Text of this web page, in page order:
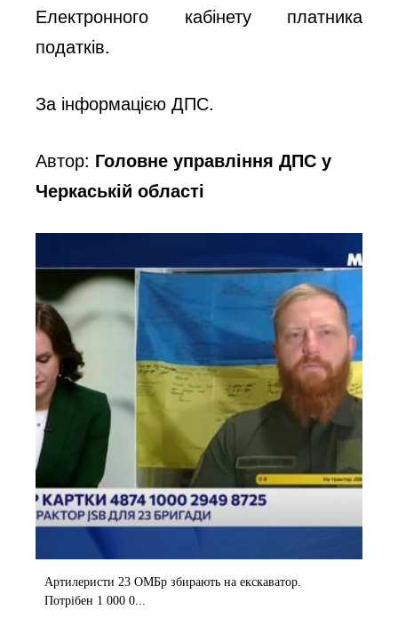
Електронного кабінету платника
податків.
За інформацією ДПС.
Автор: Головне управління ДПС у
Черкаській області
Артилеристи 23 ОМБр збирають на екскаватор.
Потрібен 1 000 0...